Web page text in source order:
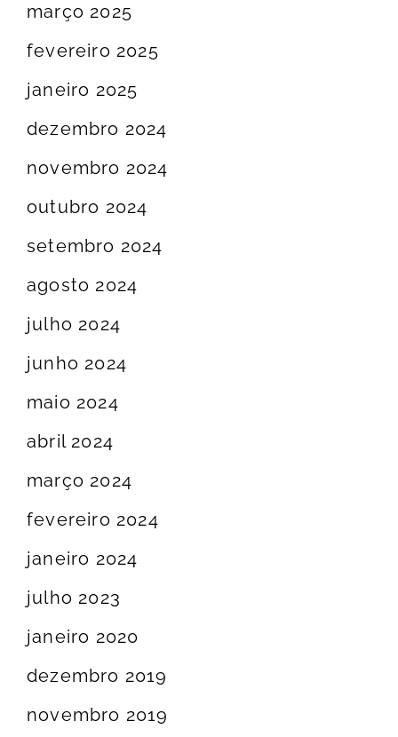
março 2025
fevereiro 2025
janeiro 2025
dezembro 2024
novembro 2024
outubro 2024
setembro 2024
agosto 2024
julho 2024
junho 2024
maio 2024
abril 2024
março 2024
fevereiro 2024
janeiro 2024
julho 2023
janeiro 2020
dezembro 2019
novembro 2019